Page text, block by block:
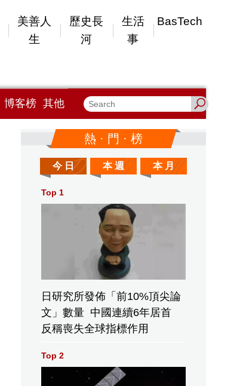
美善人
生
歷史長
河
生活
事
BasTech
博客榜 其他
熱 · 門 · 榜
今 日 本 週 本 月
Top 1
日研究所發佈「前10%頂尖論
文」數量 中國連續6年居首
反稱喪失全球指標作用
Top 2